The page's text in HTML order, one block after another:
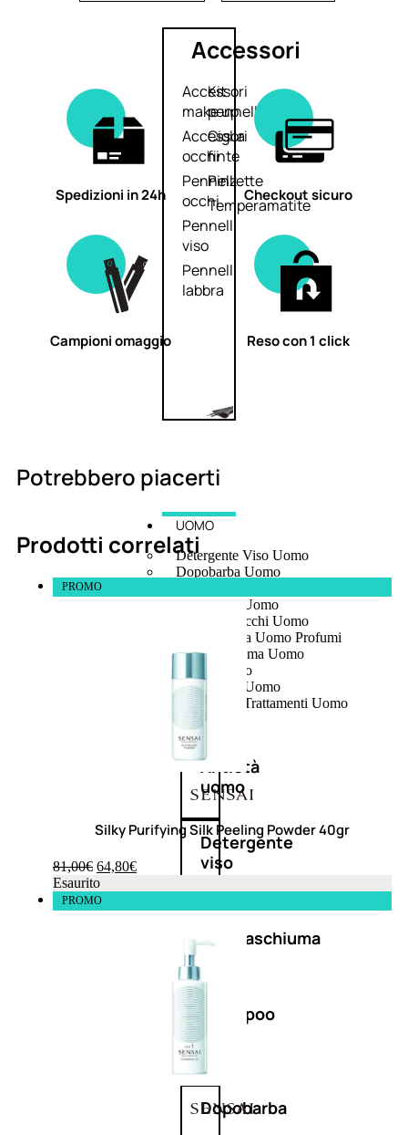
Accessori
Accessori
make up
Accessori
occhi
Pennelli
occhi
Pennelli
viso
Pennelli
labbra
Kit
pennelli
Ciglia
finte
Pinzette
Temperamatite
UOMO
Detergente Viso Uomo
Dopobarba Uomo
Anticaduta Uomo
Contorno Occhi Uomo
Bagnodoccia Uomo Profumi
Docciaschiuma Uomo
Corpo Uomo
Deodoranti Uomo
Confezioni Trattamenti Uomo
Antietà
uomo
Detergente
viso
Docciaschiuma
Shampoo
uomo
Dopobarba
Spedizioni in 24h Checkout sicuro
Campioni omaggio Reso con 1 click
Potrebbero piacerti
Prodotti correlati
PROMO
Silky Purifying Silk Peeling Powder 40gr
81,00€ 64,80€
Esaurito
PROMO